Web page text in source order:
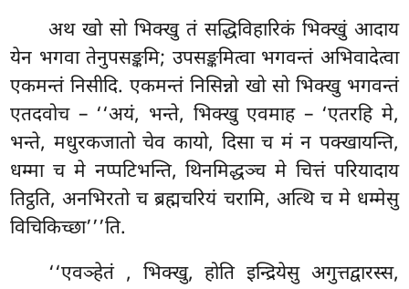
अथ खो सो भिक्खु तं सद्धिविहारिकं भिक्खुं आदाय
येन भगवा तेनुपसङ्कमि; उपसङ्कमित्वा भगवन्तं अभिवादेत्वा
एकमन्तं निसीदि. एकमन्तं निसिन्नो खो सो भिक्खु भगवन्तं
एतदवोच – ‘‘अयं, भन्ते, भिक्खु एवमाह – ‘एतरहि मे,
भन्ते, मधुरकजातो चेव कायो, दिसा च मं न पक्खायन्ति,
धम्मा च मे नप्पटिभन्ति, थिनमिद्धञ्च मे चित्तं परियादाय
तिट्ठति, अनभिरतो च ब्रह्मचरियं चरामि, अत्थि च मे धम्मेसु
विचिकिच्छा’’’ति.
‘‘एवञ्हेतं , भिक्खु, होति इन्द्रियेसु अगुत्तद्वारस्स,